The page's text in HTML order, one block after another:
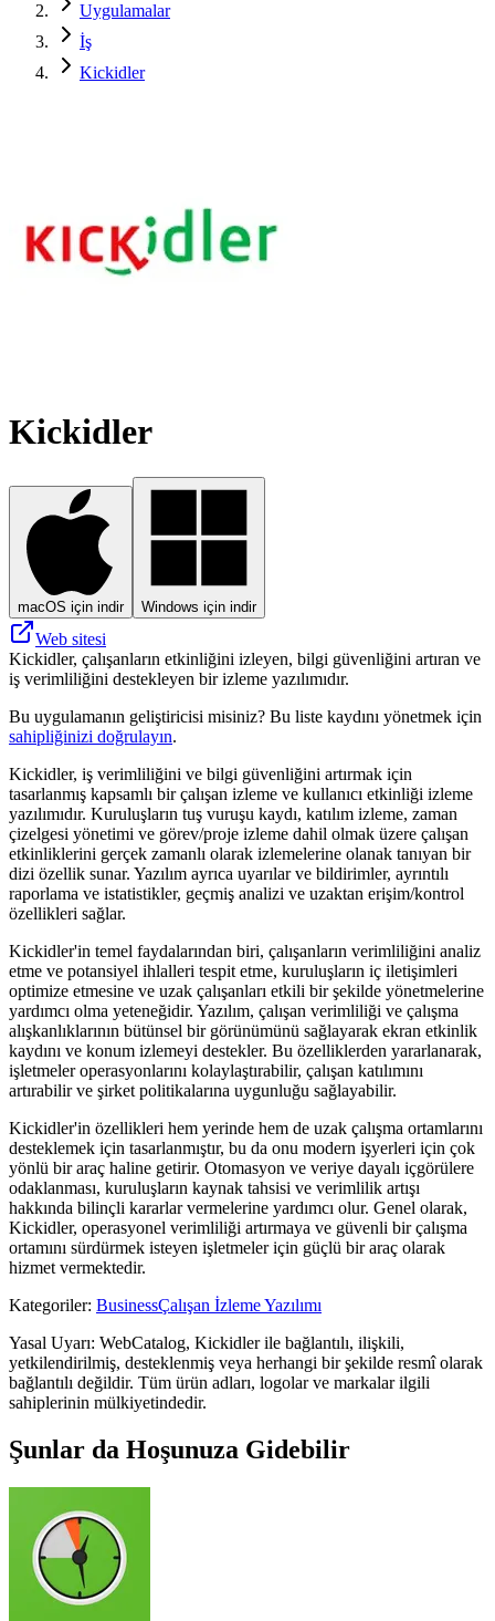
Uygulamalar
İş
Kickidler
Kickidler
macOS için indir Windows için indir
Web sitesi
Kickidler, çalışanların etkinliğini izleyen, bilgi güvenliğini artıran ve
iş verimliliğini destekleyen bir izleme yazılımıdır.
Bu uygulamanın geliştiricisi misiniz? Bu liste kaydını yönetmek için
sahipliğinizi doğrulayın.
Kickidler, iş verimliliğini ve bilgi güvenliğini artırmak için
tasarlanmış kapsamlı bir çalışan izleme ve kullanıcı etkinliği izleme
yazılımıdır. Kuruluşların tuş vuruşu kaydı, katılım izleme, zaman
çizelgesi yönetimi ve görev/proje izleme dahil olmak üzere çalışan
etkinliklerini gerçek zamanlı olarak izlemelerine olanak tanıyan bir
dizi özellik sunar. Yazılım ayrıca uyarılar ve bildirimler, ayrıntılı
raporlama ve istatistikler, geçmiş analizi ve uzaktan erişim/kontrol
özellikleri sağlar.
Kickidler'in temel faydalarından biri, çalışanların verimliliğini analiz
etme ve potansiyel ihlalleri tespit etme, kuruluşların iç iletişimleri
optimize etmesine ve uzak çalışanları etkili bir şekilde yönetmelerine
yardımcı olma yeteneğidir. Yazılım, çalışan verimliliği ve çalışma
alışkanlıklarının bütünsel bir görünümünü sağlayarak ekran etkinlik
kaydını ve konum izlemeyi destekler. Bu özelliklerden yararlanarak,
işletmeler operasyonlarını kolaylaştırabilir, çalışan katılımını
artırabilir ve şirket politikalarına uygunluğu sağlayabilir.
Kickidler'in özellikleri hem yerinde hem de uzak çalışma ortamlarını
desteklemek için tasarlanmıştır, bu da onu modern işyerleri için çok
yönlü bir araç haline getirir. Otomasyon ve veriye dayalı içgörülere
odaklanması, kuruluşların kaynak tahsisi ve verimlilik artışı
hakkında bilinçli kararlar vermelerine yardımcı olur. Genel olarak,
Kickidler, operasyonel verimliliği artırmaya ve güvenli bir çalışma
ortamını sürdürmek isteyen işletmeler için güçlü bir araç olarak
hizmet vermektedir.
Kategoriler: BusinessÇalışan İzleme Yazılımı
Yasal Uyarı: WebCatalog, Kickidler ile bağlantılı, ilişkili,
yetkilendirilmiş, desteklenmiş veya herhangi bir şekilde resmî olarak
bağlantılı değildir. Tüm ürün adları, logolar ve markalar ilgili
sahiplerinin mülkiyetindedir.
Şunlar da Hoşunuza Gidebilir